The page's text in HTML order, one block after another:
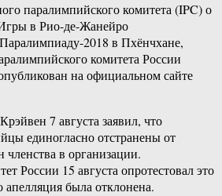
паралимпийского комитета (IPC) о
в Рио-де-Жанейро
2018 в Пхёнчхане,
комитета России
на официальном сайте
7 августа заявил, что
единогласно отстранены от
в организации.
России 15 августа опротестовал это
была отклонена.